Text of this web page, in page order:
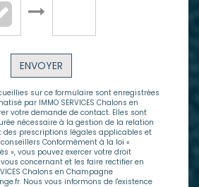
ENVOYER
sur ce formulaire sont enregistrées
par IMMO SERVICES Chalons en
votre demande de contact. Elles sont
nécessaire à la gestion de la relation
des prescriptions légales applicables et
Conformément à la loi «
», vous pouvez exercer votre droit
concernant et les faire rectifier en
Chalons en Champagne
Nous vous informons de l'existence